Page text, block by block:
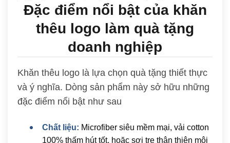
Đặc điểm nổi bật của khăn
thêu logo làm quà tặng
doanh nghiệp
Khăn thêu logo là lựa chọn quà tặng thiết thực
và ý nghĩa. Dòng sản phẩm này sở hữu những
đặc điểm nổi bật như sau
Chất liệu: Microfiber siêu mềm mại, vải cotton
100% thấm hút tốt, hoặc sợi tre thân thiện môi